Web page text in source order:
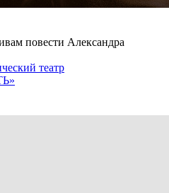
повести Александра
театр